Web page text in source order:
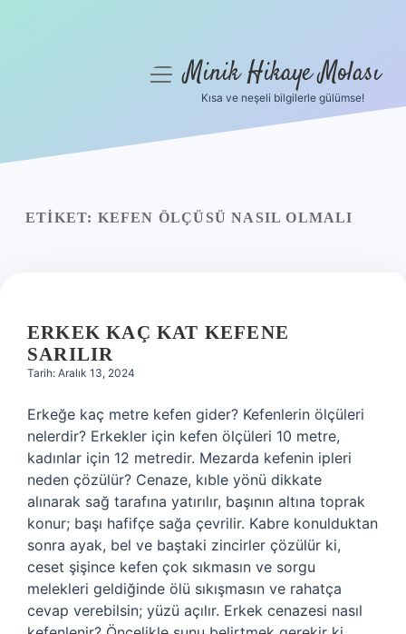
Yasal Uyarı
menüyüMinik Hikaye Molası
Kısa ve neşeli bilgilerle gülümse!
ETIKET: KEFEN ÖLÇÜSÜ NASIL OLMALI
ERKEK KAÇ KAT KEFENE
SARILIR
Tarih: Aralık 13, 2024
Erkeğe kaç metre kefen gider? Kefenlerin ölçüleri
nelerdir? Erkekler için kefen ölçüleri 10 metre,
kadınlar için 12 metredir. Mezarda kefenin ipleri
neden çözülür? Cenaze, kıble yönü dikkate
alınarak sağ tarafına yatırılır, başının altına toprak
konur; başı hafifçe sağa çevrilir. Kabre konulduktan
sonra ayak, bel ve baştaki zincirler çözülür ki,
ceset şişince kefen çok sıkmasın ve sorgu
melekleri geldiğinde ölü sıkışmasın ve rahatça
cevap verebilsin; yüzü açılır. Erkek cenazesi nasıl